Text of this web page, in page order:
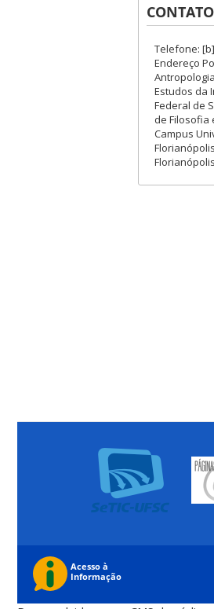
Telefone:
Endereço
Estudos da
Federal de
de Filosofia
Campus